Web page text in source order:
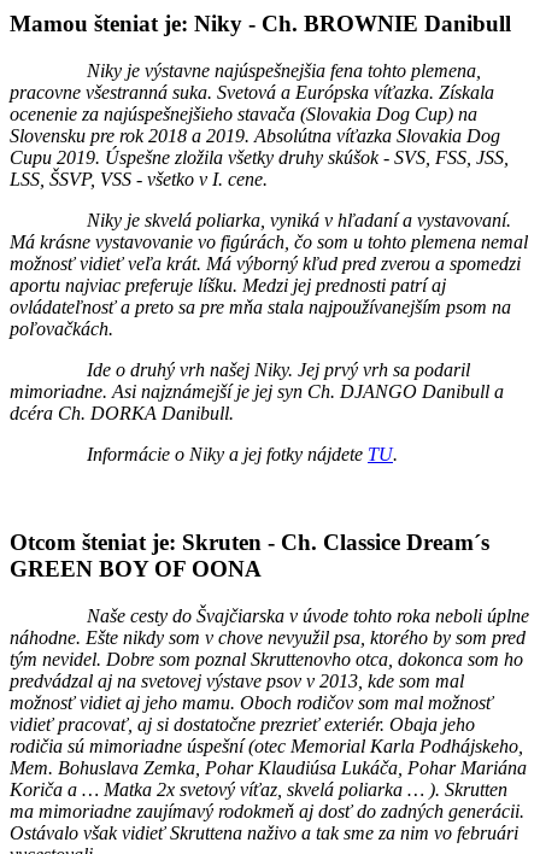
Mamou šteniat je: Niky - Ch. BROWNIE Danibull
Niky je výstavne najúspešnejšia fena tohto plemena,
pracovne všestranná suka. Svetová a Európska víťazka. Získala
ocenenie za najúspešnejšieho stavača (Slovakia Dog Cup) na
Slovensku pre rok 2018 a 2019. Absolútna víťazka Slovakia Dog
Cupu 2019. Úspešne zložila všetky druhy skúšok - SVS, FSS, JSS,
LSS, ŠSVP, VSS - všetko v I. cene.
Niky je skvelá poliarka, vyniká v hľadaní a vystavovaní.
Má krásne vystavovanie vo figúrách, čo som u tohto plemena nemal
možnosť vidieť veľa krát. Má výborný kľud pred zverou a spomedzi
aportu najviac preferuje líšku. Medzi jej prednosti patrí aj
ovládateľnosť a preto sa pre mňa stala najpoužívanejším psom na
poľovačkách.
Ide o druhý vrh našej Niky. Jej prvý vrh sa podaril
mimoriadne. Asi najznámejší je jej syn Ch. DJANGO Danibull a
dcéra Ch. DORKA Danibull.
Informácie o Niky a jej fotky nájdete TU.
Otcom šteniat je: Skruten - Ch. Classice Dream´s
GREEN BOY OF OONA
Naše cesty do Švajčiarska v úvode tohto roka neboli úplne
náhodne. Ešte nikdy som v chove nevyužil psa, ktorého by som pred
tým nevidel. Dobre som poznal Skruttenovho otca, dokonca som ho
predvádzal aj na svetovej výstave psov v 2013, kde som mal
možnosť vidiet aj jeho mamu. Oboch rodičov som mal možnosť
vidieť pracovať, aj si dostatočne prezrieť exteriér. Obaja jeho
rodičia sú mimoriadne úspešní (otec Memorial Karla Podhájskeho,
Mem. Bohuslava Zemka, Pohar Klaudiúsa Lukáča, Pohar Mariána
Koriča a … Matka 2x svetový víťaz, skvelá poliarka … ). Skrutten
ma mimoriadne zaujímavý rodokmeň aj dosť do zadných generácii.
Ostávalo však vidieť Skruttena naživo a tak sme za nim vo februári